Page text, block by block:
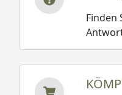
Finden